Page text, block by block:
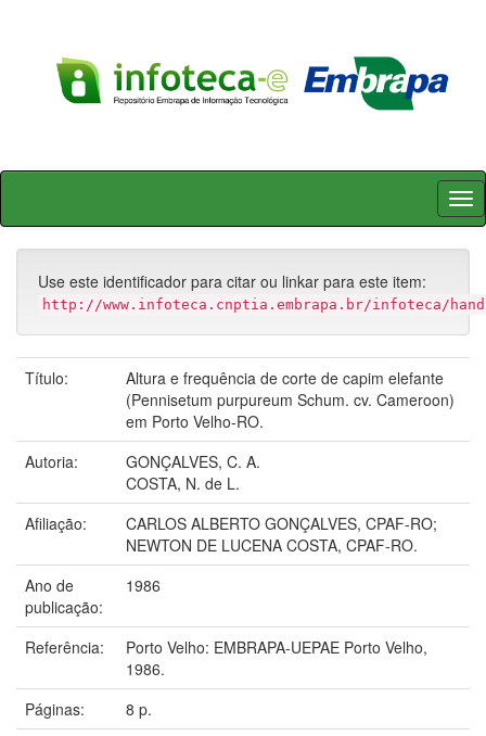
Skip
Use este identificador para citar ou linkar para este item:
http://www.infoteca.cnptia.embrapa.br/infoteca/
Título:
Altura e frequência de corte de capim elefante
(Pennisetum purpureum Schum. cv. Cameroon)
em Porto Velho-RO.
Autoria:
GONÇALVES, C. A.
COSTA, N. de L.
Afiliação:
CARLOS ALBERTO GONÇALVES, CPAF-RO;
NEWTON DE LUCENA COSTA, CPAF-RO.
Ano de
publicação:
1986
Referência:
Porto Velho: EMBRAPA-UEPAE Porto Velho,
1986.
Páginas:
8 p.